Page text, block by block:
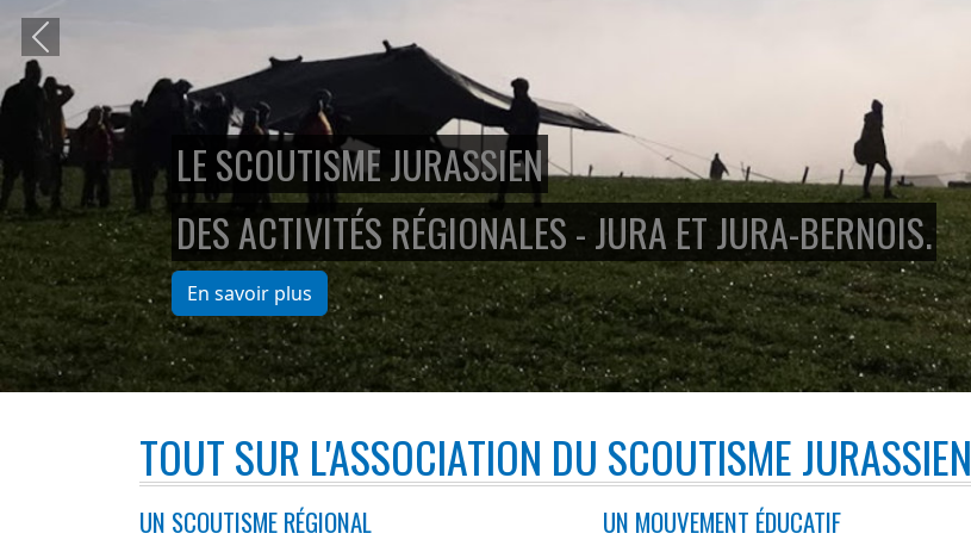
LE SCOUTISME JURASSIEN
DES ACTIVITÉS RÉGIONALES - JURA ET JURA-BERNOIS.
En savoir plus
Previous
TOUT SUR L'ASSOCIATION DU SCOUTISME JURASSIEN
UN SCOUTISME RÉGIONAL UN MOUVEMENT ÉDUCATIF